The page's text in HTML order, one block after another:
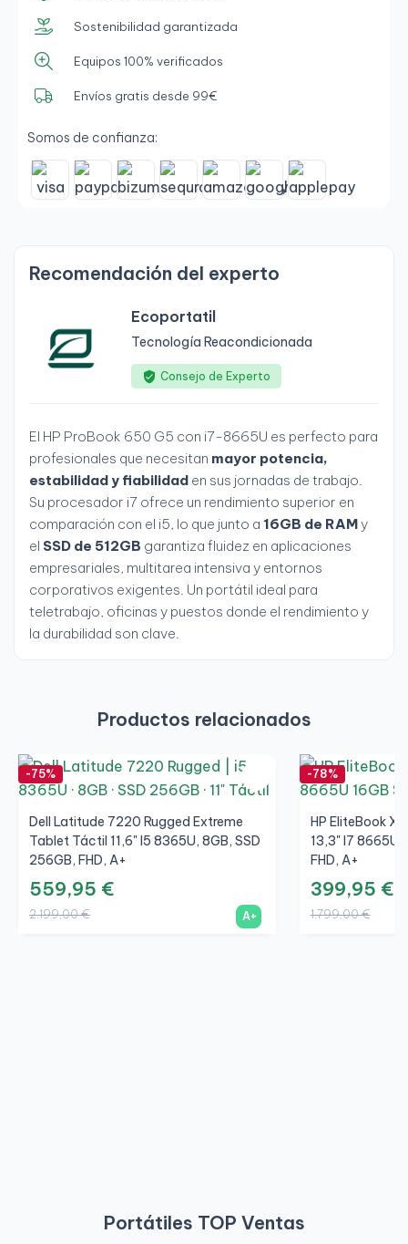
Sostenibilidad garantizada
Equipos 100% verificados
Envíos gratis desde 99€
Somos de confianza:
Recomendación del experto
Ecoportatil
Tecnología Reacondicionada
Consejo de Experto
El HP ProBook 650 G5 con i7-8665U es perfecto para
profesionales que necesitan mayor potencia,
estabilidad y fiabilidad en sus jornadas de trabajo.
Su procesador i7 ofrece un rendimiento superior en
comparación con el i5, lo que junto a 16GB de RAMy
el SSD de 512GB garantiza fluidez en aplicaciones
empresariales, multitarea intensiva y entornos
corporativos exigentes. Un portátil ideal para
teletrabajo, oficinas y puestos donde el rendimiento y
la durabilidad son clave.
Productos relacionados
-75%
Dell Latitude 7220 Rugged Extreme
Tablet Táctil 11,6" I5 8365U, 8GB, SSD
256GB, FHD, A+
559,95 €
2.199,00 € A+
-78%
HP EliteBook
13,3" I7 8665U,
FHD, A+
399,95 €
1.799,00 €
Portátiles TOP Ventas